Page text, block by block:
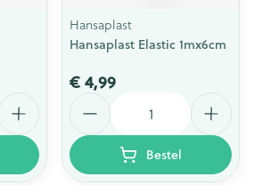
Hansaplast
Hansaplast Elastic 1mx6cm
€ 4,99
Aantal
Bestel